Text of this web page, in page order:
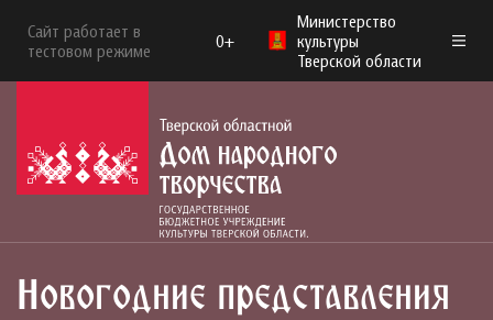
Сайт работает в
тестовом режиме
0+
Министерство
культуры
Тверской области
Новогодние представления